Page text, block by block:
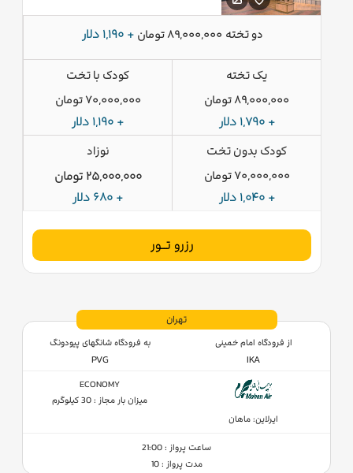
دو تخته 89,000,000 تومان + 1,190 دلار
یک تخته
89,000,000 تومان
+ 1,790 دلار
کودک با تخت
70,000,000 تومان
+ 1,190 دلار
کودک بدون تخت
70,000,000 تومان
+ 1,040 دلار
نوزاد
25,000,000 تومان
+ 680 دلار
رزرو تــور
تهران
از فرودگاه امام خمینی
IKA
به فرودگاه شانگهای پیودونگ
PVG
ایرلاین: ماهان
ECONOMY
میزان بار مجاز : 30 کیلوگرم
ساعت پرواز : 21:00
مدت پرواز : 10